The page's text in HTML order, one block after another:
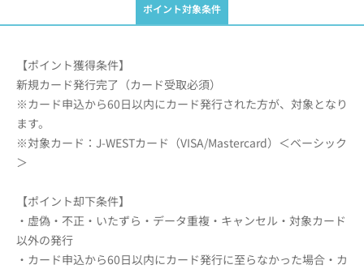
ポイント対象条件
【ポイント獲得条件】
新規カード発行完了（カード受取必須）
※カード申込から60日以内にカード発行された方が、対象となり
ます。
※対象カード：J-WESTカード（VISA/Mastercard）＜ベーシック
＞
【ポイント却下条件】
・虚偽・不正・いたずら・データ重複・キャンセル・対象カード
以外の発行
・カード申込から60日以内にカード発行に至らなかった場合・カ